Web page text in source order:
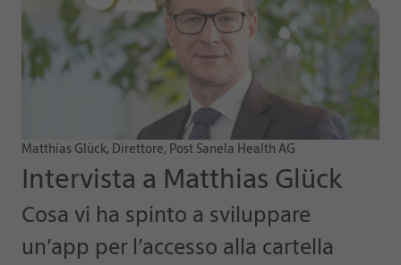
Matthias Glück, Direttore, Post Sanela Health AG
Intervista a Matthias Glück
Cosa vi ha spinto a sviluppare
un’app per l’accesso alla cartella